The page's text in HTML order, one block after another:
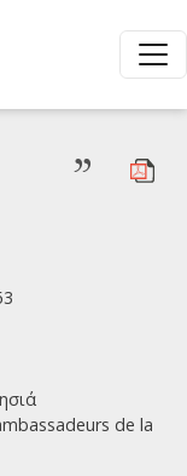
”
de la